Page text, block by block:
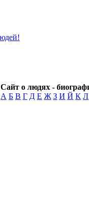
Сайт о людях -
А Б В Г Д Е Ж З И Й К Л